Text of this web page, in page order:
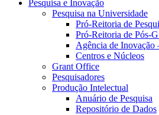
Pesquisa e Inovação
Pesquisa na Universidade
Pró-Reitoria de
Pró-Reitoria de Pós-
Agência de Inovação
Centros e Núcleos
Grant Office
Pesquisadores
Produção Intelectual
Anuário de Pesquisa
Repositório de Dados